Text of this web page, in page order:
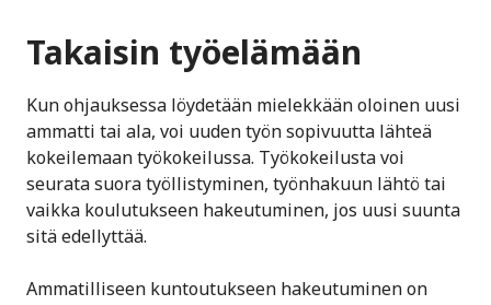
Takaisin työelämään
Kun ohjauksessa löydetään mielekkään oloinen uusi
ammatti tai ala, voi uuden työn sopivuutta lähteä
kokeilemaan työkokeilussa. Työkokeilusta voi
seurata suora työllistyminen, työnhakuun lähtö tai
vaikka koulutukseen hakeutuminen, jos uusi suunta
sitä edellyttää.
Ammatilliseen kuntoutukseen hakeutuminen on